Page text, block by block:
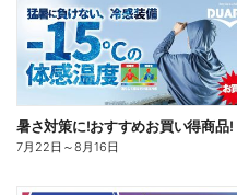
暑さ対策に!おすすめお買い得商品!
7月22日 ～8月16日